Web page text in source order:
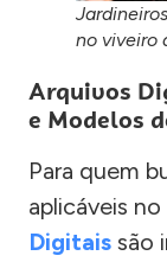
no viveiro
Arquivos
e Modelos
Para quem
aplicáveis
Digitais são